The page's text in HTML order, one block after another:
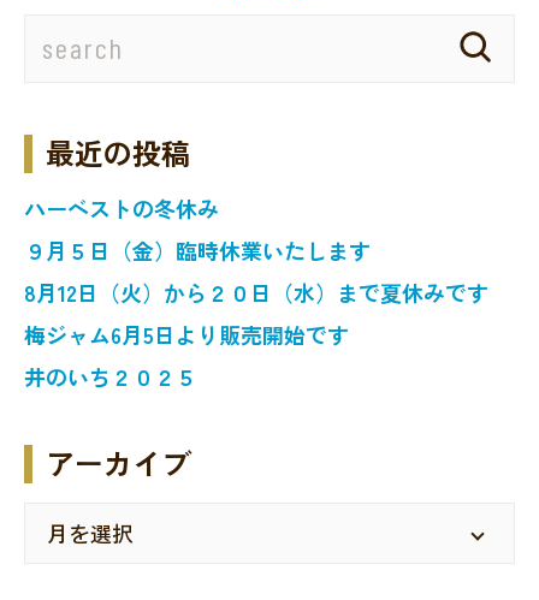
最近の投稿
ハーベストの冬休み
９月５日（金）臨時休業いたします
8月12日（火）から２０日（水）まで夏休みです
梅ジャム6月5日より販売開始です
井のいち２０２５
アーカイブ